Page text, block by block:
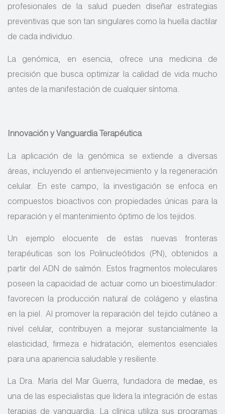
profesionales de la salud pueden diseñar estrategias
preventivas que son tan singulares como la huella dactilar
de cada individuo.
La genómica, en esencia, ofrece una medicina de
precisión que busca optimizar la calidad de vida mucho
antes de la manifestación de cualquier síntoma.
Innovación y Vanguardia Terapéutica
La aplicación de la genómica se extiende a diversas
áreas, incluyendo el antienvejecimiento y la regeneración
celular. En este campo, la investigación se enfoca en
compuestos bioactivos con propiedades únicas para la
reparación y el mantenimiento óptimo de los tejidos.
Un ejemplo elocuente de estas nuevas fronteras
terapéuticas son los Polinucleótidos (PN), obtenidos a
partir del ADN de salmón. Estos fragmentos moleculares
poseen la capacidad de actuar como un bioestimulador:
favorecen la producción natural de colágeno y elastina
en la piel. Al promover la reparación del tejido cutáneo a
nivel celular, contribuyen a mejorar sustancialmente la
elasticidad, firmeza e hidratación, elementos esenciales
para una apariencia saludable y resiliente.
La Dra. María del Mar Guerra, fundadora de medae, es
una de las especialistas que lidera la integración de estas